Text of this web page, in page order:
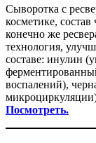
Сыворотка с
косметике,
конечно же
технология,
составе: инулин
воспалений),
Посмотреть.